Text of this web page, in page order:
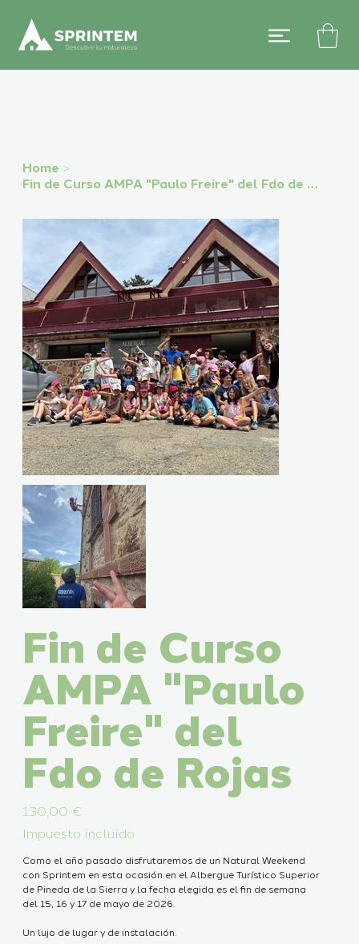
Home >
Fin de Curso AMPA "Paulo Freire" del Fdo de Rojas
Fin de Curso
AMPA "Paulo
Freire" del
Fdo de Rojas
Precio
130,00 €
Impuesto incluido
Como el año pasado disfrutaremos de un Natural Weekend
con Sprintem en esta ocasión en el Albergue Turístico Superior
de Pineda de la Sierra y la fecha elegida es el fin de semana
del 15, 16 y 17 de mayo de 2026.
Un lujo de lugar y de instalación.